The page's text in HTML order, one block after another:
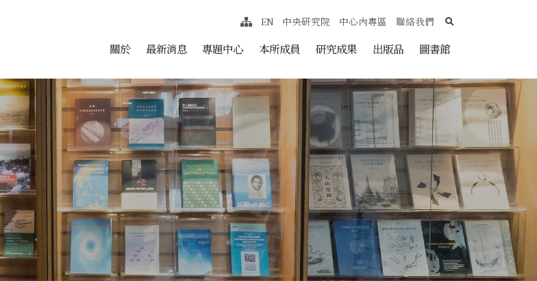
中心 跳至中央區塊/Main Content
關於 最新消息 專題中心 本所成員 研究成果 出版品 圖書館
網站導覽
EN 中央研究院 中心內專區 聯絡我們 search